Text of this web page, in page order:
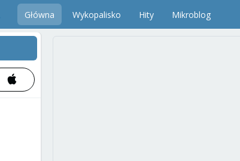
Główna Wykopalisko Hity Mikroblog